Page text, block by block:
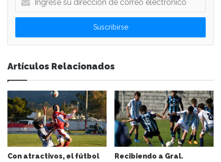
g
e
s
u
d
i
r
e
c
c
i
Artículos Relacionados
Con atractivos, el fútbol
Recibiendo a Gral.